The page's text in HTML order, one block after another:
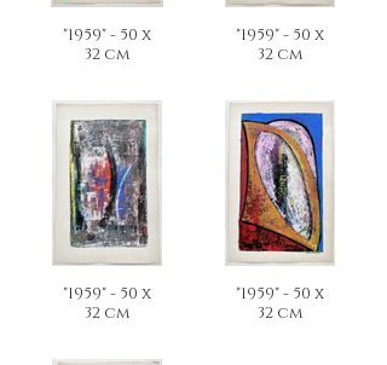
"1959" - 50 x
32 cm
"1959" - 50 x
32 cm
"1959" - 50 x
32 cm
"1959" - 50 x
32 cm